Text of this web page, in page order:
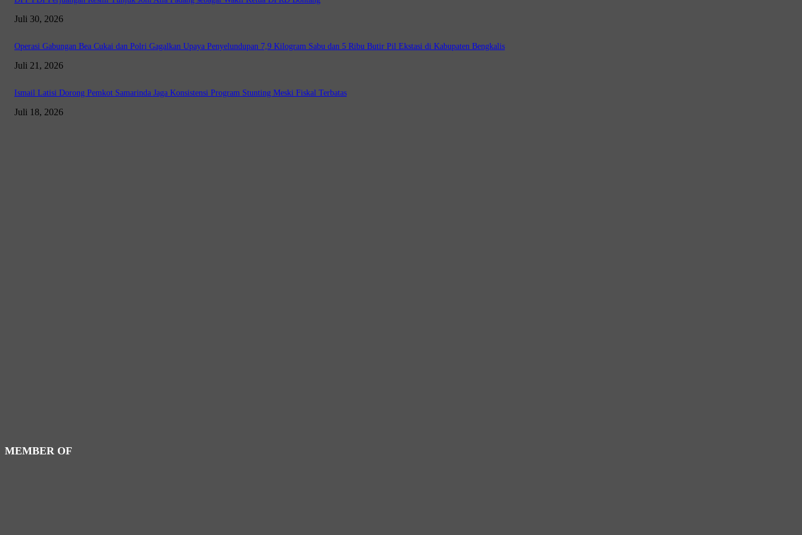
Juli 30, 2026
Operasi Gabungan Bea Cukai dan Polri Gagalkan Upaya Penyelundupan 7,9 Kilogram Sabu dan 5 Ribu Butir Pil Ekstasi di Kabupaten Bengkalis
Juli 21, 2026
Ismail Latisi Dorong Pemkot Samarinda Jaga Konsistensi Program Stunting Meski Fiskal Terbatas
Juli 18, 2026
MEMBER OF